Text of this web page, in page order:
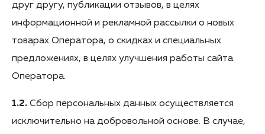
друг другу, публикации отзывов, в целях
информационной и рекламной рассылки о новых
товарах Оператора, о скидках и специальных
предложениях, в целях улучшения работы сайта
Оператора.
1.2. Сбор персональных данных осуществляется
исключительно на добровольной основе. В случае,